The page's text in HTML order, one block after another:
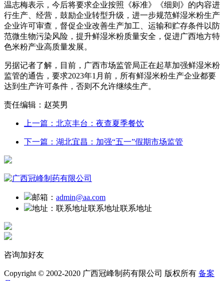
温志梅表示，今后将要求企业按照《标准》《细则》的内容进
行生产、经营，鼓励企业转型升级，进一步规范鲜湿米粉生产
企业许可审查，督促企业改善生产加工、运输和贮存条件以防
范微生物污染风险，提升鲜湿米粉质量安全，促进广西地方特
色米粉产业高质量发展。
另据记者了解，目前，广西市场监管局正在起草加强鲜湿米粉
监管的通告，要求2023年1月前，所有鲜湿米粉生产企业都要
达到生产许可条件，否则不允许继续生产。
责任编辑：赵英男
上一篇：北京丰台：夜查夏季餐饮
下一篇：湖北宜昌：加强“五一”假期市场监管
邮箱： admin@aa.com
地址： 联系地址联系地址联系地址
咨询加好友
Copyright © 2002-2020 广西冠峰制药有限公司 版权所有 备案